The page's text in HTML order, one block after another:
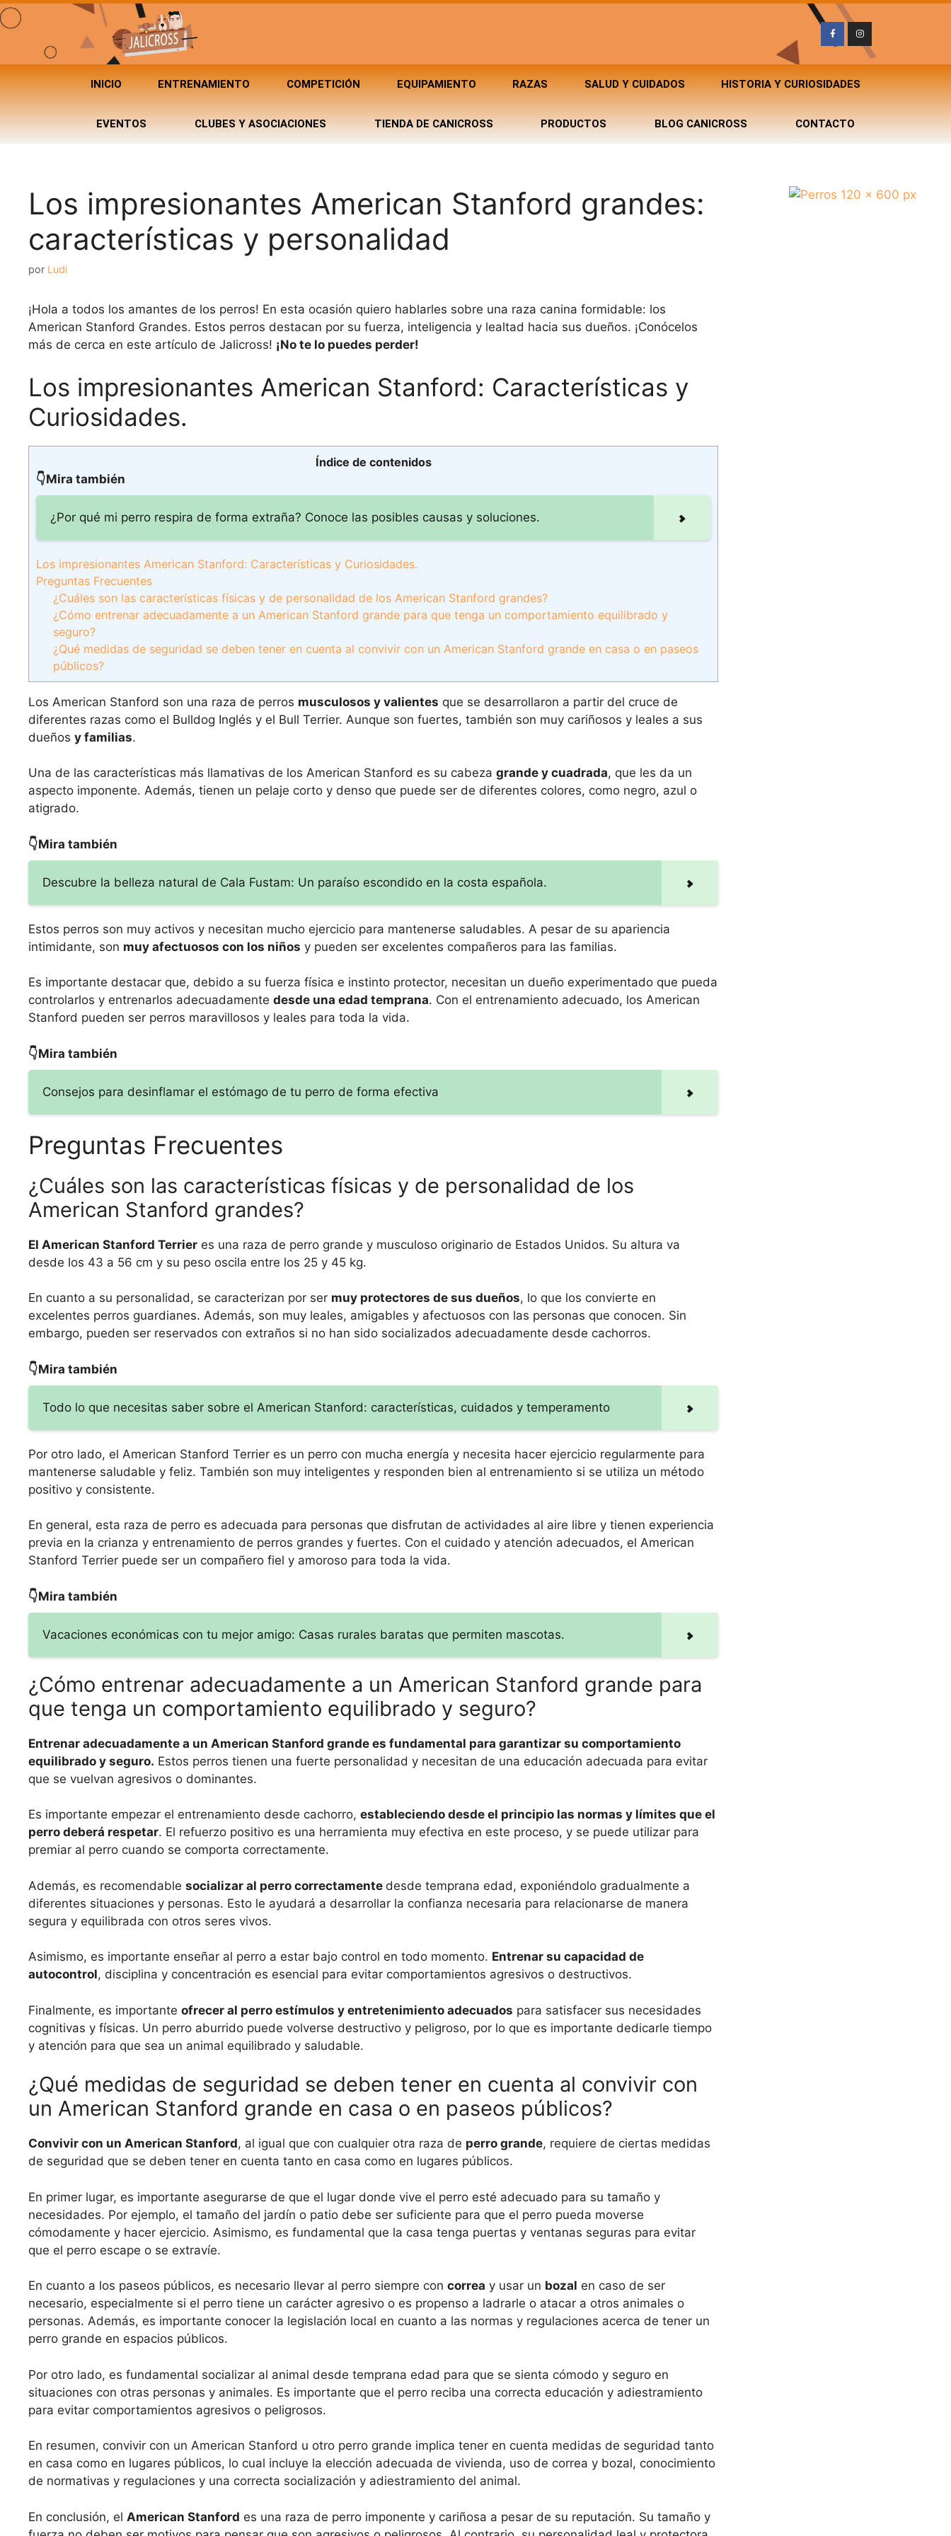
INICIO ENTRENAMIENTO COMPETICIÓN EQUIPAMIENTO RAZAS SALUD Y CUIDADOS HISTORIA Y CURIOSIDADES
EVENTOS CLUBES Y ASOCIACIONES TIENDA DE CANICROSS PRODUCTOS BLOG CANICROSS CONTACTO
Los impresionantes American Stanford grandes:
características y personalidad
por Ludi
¡Hola a todos los amantes de los perros! En esta ocasión quiero hablarles sobre una raza canina formidable: los
American Stanford Grandes. Estos perros destacan por su fuerza, inteligencia y lealtad hacia sus dueños. ¡Conócelos
más de cerca en este artículo de Jalicross! ¡No te lo puedes perder!
Los impresionantes American Stanford: Características y
Curiosidades.
Índice de contenidos
👇Mira también
¿Por qué mi perro respira de forma extraña? Conoce las posibles causas y soluciones.
Los impresionantes American Stanford: Características y Curiosidades.
Preguntas Frecuentes
¿Cuáles son las características físicas y de personalidad de los American Stanford grandes?
¿Cómo entrenar adecuadamente a un American Stanford grande para que tenga un comportamiento equilibrado y
seguro?
¿Qué medidas de seguridad se deben tener en cuenta al convivir con un American Stanford grande en casa o en paseos
públicos?
Los American Stanford son una raza de perros musculosos y valientes que se desarrollaron a partir del cruce de
diferentes razas como el Bulldog Inglés y el Bull Terrier. Aunque son fuertes, también son muy cariñosos y leales a sus
dueños y familias.
Una de las características más llamativas de los American Stanford es su cabeza grande y cuadrada, que les da un
aspecto imponente. Además, tienen un pelaje corto y denso que puede ser de diferentes colores, como negro, azul o
atigrado.
👇Mira también
Descubre la belleza natural de Cala Fustam: Un paraíso escondido en la costa española.
Estos perros son muy activos y necesitan mucho ejercicio para mantenerse saludables. A pesar de su apariencia
intimidante, son muy afectuosos con los niños y pueden ser excelentes compañeros para las familias.
Es importante destacar que, debido a su fuerza física e instinto protector, necesitan un dueño experimentado que pueda
controlarlos y entrenarlos adecuadamente desde una edad temprana. Con el entrenamiento adecuado, los American
Stanford pueden ser perros maravillosos y leales para toda la vida.
👇Mira también
Consejos para desinflamar el estómago de tu perro de forma efectiva
Preguntas Frecuentes
¿Cuáles son las características físicas y de personalidad de los
American Stanford grandes?
El American Stanford Terrier es una raza de perro grande y musculoso originario de Estados Unidos. Su altura va
desde los 43 a 56 cm y su peso oscila entre los 25 y 45 kg.
En cuanto a su personalidad, se caracterizan por ser muy protectores de sus dueños, lo que los convierte en
excelentes perros guardianes. Además, son muy leales, amigables y afectuosos con las personas que conocen. Sin
embargo, pueden ser reservados con extraños si no han sido socializados adecuadamente desde cachorros.
👇Mira también
Todo lo que necesitas saber sobre el American Stanford: características, cuidados y temperamento
Por otro lado, el American Stanford Terrier es un perro con mucha energía y necesita hacer ejercicio regularmente para
mantenerse saludable y feliz. También son muy inteligentes y responden bien al entrenamiento si se utiliza un método
positivo y consistente.
En general, esta raza de perro es adecuada para personas que disfrutan de actividades al aire libre y tienen experiencia
previa en la crianza y entrenamiento de perros grandes y fuertes. Con el cuidado y atención adecuados, el American
Stanford Terrier puede ser un compañero fiel y amoroso para toda la vida.
👇Mira también
Vacaciones económicas con tu mejor amigo: Casas rurales baratas que permiten mascotas.
¿Cómo entrenar adecuadamente a un American Stanford grande para
que tenga un comportamiento equilibrado y seguro?
Entrenar adecuadamente a un American Stanford grande es fundamental para garantizar su comportamiento
equilibrado y seguro. Estos perros tienen una fuerte personalidad y necesitan de una educación adecuada para evitar
que se vuelvan agresivos o dominantes.
Es importante empezar el entrenamiento desde cachorro, estableciendo desde el principio las normas y límites que el
perro deberá respetar. El refuerzo positivo es una herramienta muy efectiva en este proceso, y se puede utilizar para
premiar al perro cuando se comporta correctamente.
Además, es recomendable socializar al perro correctamente desde temprana edad, exponiéndolo gradualmente a
diferentes situaciones y personas. Esto le ayudará a desarrollar la confianza necesaria para relacionarse de manera
segura y equilibrada con otros seres vivos.
Asimismo, es importante enseñar al perro a estar bajo control en todo momento. Entrenar su capacidad de
autocontrol, disciplina y concentración es esencial para evitar comportamientos agresivos o destructivos.
Finalmente, es importante ofrecer al perro estímulos y entretenimiento adecuados para satisfacer sus necesidades
cognitivas y físicas. Un perro aburrido puede volverse destructivo y peligroso, por lo que es importante dedicarle tiempo
y atención para que sea un animal equilibrado y saludable.
¿Qué medidas de seguridad se deben tener en cuenta al convivir con
un American Stanford grande en casa o en paseos públicos?
Convivir con un American Stanford, al igual que con cualquier otra raza de perro grande, requiere de ciertas medidas
de seguridad que se deben tener en cuenta tanto en casa como en lugares públicos.
En primer lugar, es importante asegurarse de que el lugar donde vive el perro esté adecuado para su tamaño y
necesidades. Por ejemplo, el tamaño del jardín o patio debe ser suficiente para que el perro pueda moverse
cómodamente y hacer ejercicio. Asimismo, es fundamental que la casa tenga puertas y ventanas seguras para evitar
que el perro escape o se extravíe.
En cuanto a los paseos públicos, es necesario llevar al perro siempre con correa y usar un bozal en caso de ser
necesario, especialmente si el perro tiene un carácter agresivo o es propenso a ladrarle o atacar a otros animales o
personas. Además, es importante conocer la legislación local en cuanto a las normas y regulaciones acerca de tener un
perro grande en espacios públicos.
Por otro lado, es fundamental socializar al animal desde temprana edad para que se sienta cómodo y seguro en
situaciones con otras personas y animales. Es importante que el perro reciba una correcta educación y adiestramiento
para evitar comportamientos agresivos o peligrosos.
En resumen, convivir con un American Stanford u otro perro grande implica tener en cuenta medidas de seguridad tanto
en casa como en lugares públicos, lo cual incluye la elección adecuada de vivienda, uso de correa y bozal, conocimiento
de normativas y regulaciones y una correcta socialización y adiestramiento del animal.
En conclusión, el American Stanford es una raza de perro imponente y cariñosa a pesar de su reputación. Su tamaño y